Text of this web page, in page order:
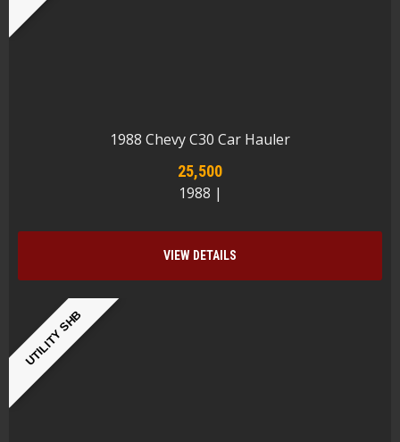
1988 Chevy C30 Car Hauler
25,500
1988 |
VIEW DETAILS
UTILITY SHB